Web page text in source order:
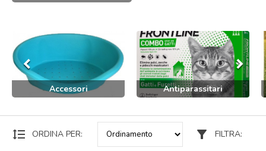
keyboard_arrow_left
Accessori Antiparassitari
keyboard_arrow_right
format_line_spacing ORDINA PER: filter_alt FILTRA: